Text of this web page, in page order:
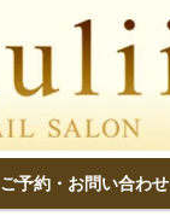
ご予約・お問い合わせ